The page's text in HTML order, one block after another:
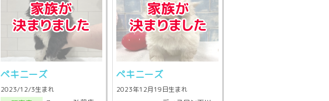
ペキニーズ
2023/12/3生まれ
ペキニーズ
2023年12月19日生まれ